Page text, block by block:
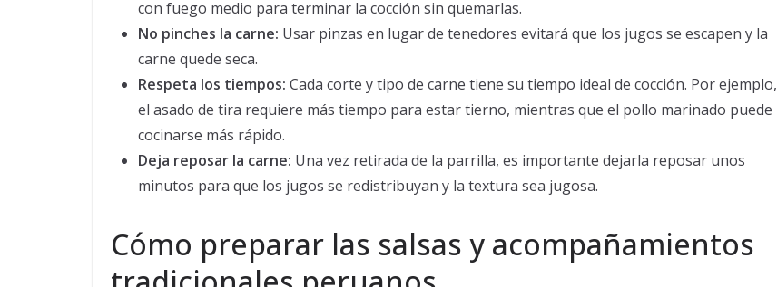
con fuego medio para terminar la cocción sin quemarlas.
No pinches la carne: Usar pinzas en lugar de tenedores evitará que los jugos se escapen y la
carne quede seca.
Respeta los tiempos: Cada corte y tipo de carne tiene su tiempo ideal de cocción. Por ejemplo,
el asado de tira requiere más tiempo para estar tierno, mientras que el pollo marinado puede
cocinarse más rápido.
Deja reposar la carne: Una vez retirada de la parrilla, es importante dejarla reposar unos
minutos para que los jugos se redistribuyan y la textura sea jugosa.
Cómo preparar las salsas y acompañamientos